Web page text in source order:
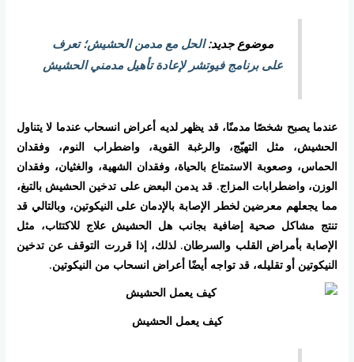
موضوع جديد:الحل مع مدمن الحشيش؛ تعرف
على برنامج فيوتشر لإعادة تأهيل مدمني الحشيش
عندما يصبح شخصًا مدمنًا، قد يظهر لديه أعراض انسحاب عندما لا يتناول
الحشيش، مثل التهيّج، والرغبة القوية، واضطراب النوم، وفقدان
الحماس، وصعوبة الاستمتاع بالحياة، وفقدان الشهية، والغثيان، وفقدان
الوزن، واضطرابات المزاج. قد يدمن البعض على تدخين الحشيش بالتبغ،
مما يجعلهم معرضين لخطر الإصابة بالإدمان على النيكوتين، وبالتالي قد
تنتج مشاكل صحية إضافية بجانب هل الحشيش علاج للاكتئاب، مثل
الإصابة بأمراض القلب والسرطان. لذلك، إذا قررت التوقف عن تدخين
النيكوتين أو تقليله، قد تواجه أيضًا أعراض انسحاب من النيكوتين.
كيف يعمل الحشيش